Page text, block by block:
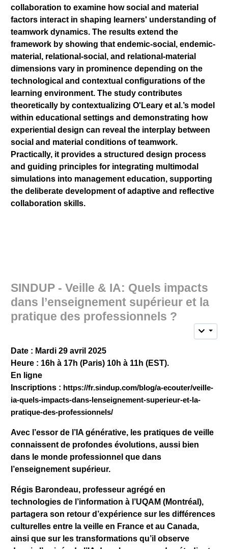
collaboration to examine how social and material
factors interact in shaping learners' understanding of
teamwork dynamics. The results extend the
framework by showing that endemic-social, endemic-
material, relational-social, and relational-material
dimensions vary in prominence depending on the
technological and contextual configurations of the
learning environment. The study contributes
theoretically by contextualizing O'Leary et al.’s model
within educational settings and demonstrating how
experiential design can reveal the interplay between
social and material conditions of teamwork.
Practically, it provides a structured design process
and guiding principles for integrating multimodal
simulations into management education, supporting
the deliberate development of adaptive and reflective
collaboration skills.
SINDUP - Veille & IA: Quels impacts
dans l’enseignement supérieur et la
pratique des professionnels ?
Date : Mardi 29 avril 2025
Heure : 16h à 17h (Paris) 10h à 11h (EST).
En ligne
Inscriptions : https://fr.sindup.com/blog/a-ecouter/veille-
ia-quels-impacts-dans-lenseignement-superieur-et-la-
pratique-des-professionnels/
Avec l’essor de l’IA générative, les pratiques de veille
connaissent de profondes évolutions, aussi bien
dans le monde professionnel que dans
l’enseignement supérieur.
Régis Barondeau, professeur agrégé en
technologies de l’information à l’UQAM (Montréal),
partagera son retour d’expérience sur les différences
culturelles entre la veille en France et au Canada,
ainsi que sur les transformations qu’il observe